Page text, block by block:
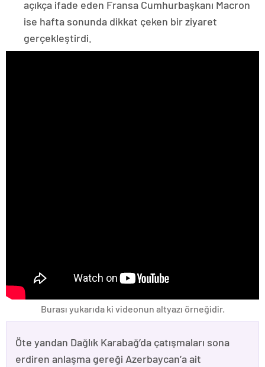
açıkça ifade eden Fransa Cumhurbaşkanı Macron
ise hafta sonunda dikkat çeken bir ziyaret
gerçekleştirdi.
Burası yukarıda ki videonun altyazı örneğidir.
Öte yandan Dağlık Karabağ’da çatışmaları sona
erdiren anlaşma gereği Azerbaycan’a ait